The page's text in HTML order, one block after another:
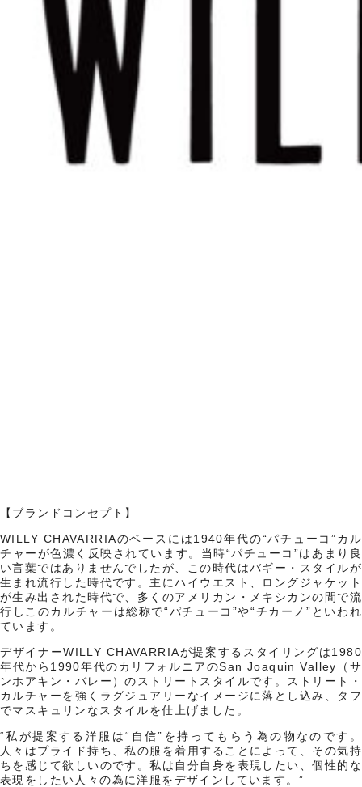
【ブランドコンセプト】
WILLY CHAVARRIAのベースには1940年代の“パチューコ”カル
チャーが色濃く反映されています。当時“パチューコ”はあまり良
い言葉ではありませんでしたが、この時代はバギー・スタイルが
生まれ流行した時代です。主にハイウエスト、ロングジャケット
が生み出された時代で、多くのアメリカン・メキシカンの間で流
行しこのカルチャーは総称で“パチューコ”や“チカーノ”といわれ
ています。
デザイナーWILLY CHAVARRIAが提案するスタイリングは1980
年代から1990年代のカリフォルニアのSan Joaquin Valley（サ
ンホアキン・バレー）のストリートスタイルです。ストリート・
カルチャーを強くラグジュアリーなイメージに落とし込み、タフ
でマスキュリンなスタイルを仕上げました。
“私が提案する洋服は“自信”を持ってもらう為の物なのです。
人々はプライド持ち、私の服を着用することによって、その気持
ちを感じて欲しいのです。私は自分自身を表現したい、個性的な
表現をしたい人々の為に洋服をデザインしています。”